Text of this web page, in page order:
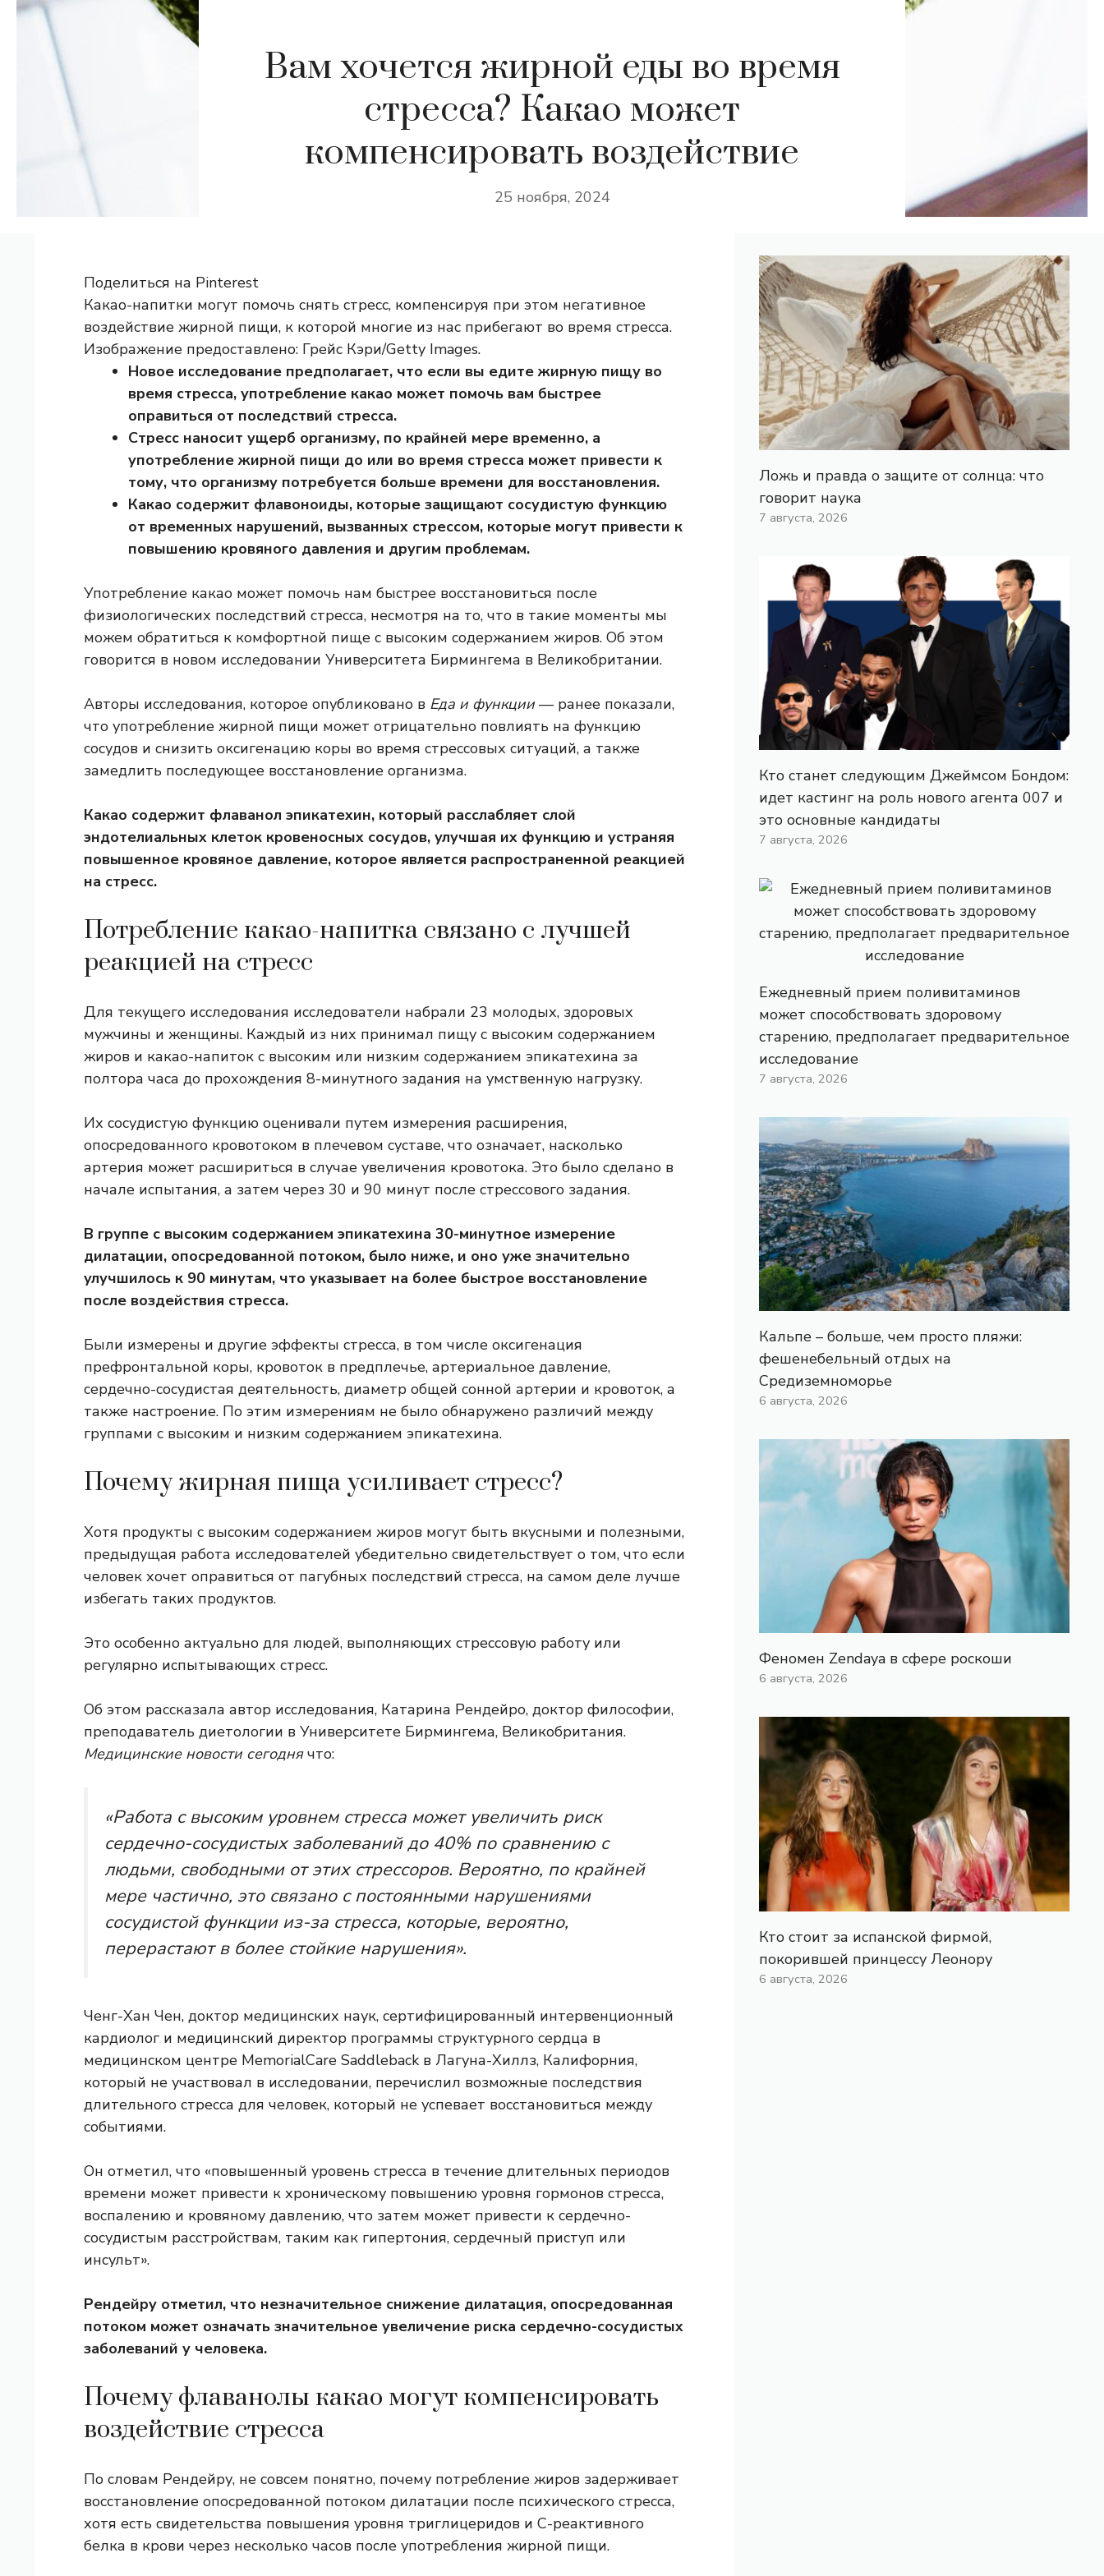
Вам хочется жирной еды во время
стресса? Какао может
компенсировать воздействие
25 ноября, 2024
Поделиться на Pinterest
Какао-напитки могут помочь снять стресс, компенсируя при этом негативное
воздействие жирной пищи, к которой многие из нас прибегают во время стресса.
Изображение предоставлено: Грейс Кэри/Getty Images.
Новое исследование предполагает, что если вы едите жирную пищу во
время стресса, употребление какао может помочь вам быстрее
оправиться от последствий стресса.
Стресс наносит ущерб организму, по крайней мере временно, а
употребление жирной пищи до или во время стресса может привести к
тому, что организму потребуется больше времени для восстановления.
Какао содержит флавоноиды, которые защищают сосудистую функцию
от временных нарушений, вызванных стрессом, которые могут привести к
повышению кровяного давления и другим проблемам.
Употребление какао может помочь нам быстрее восстановиться после
физиологических последствий стресса, несмотря на то, что в такие моменты мы
можем обратиться к комфортной пище с высоким содержанием жиров. Об этом
говорится в новом исследовании Университета Бирмингема в Великобритании.
Авторы исследования, которое опубликовано в Еда и функции— ранее показали,
что употребление жирной пищи может отрицательно повлиять на функцию
сосудов и снизить оксигенацию коры во время стрессовых ситуаций, а также
замедлить последующее восстановление организма.
Какао содержит флаванол эпикатехин, который расслабляет слой
эндотелиальных клеток кровеносных сосудов, улучшая их функцию и устраняя
повышенное кровяное давление, которое является распространенной реакцией
на стресс.
Потребление какао-напитка связано с лучшей
реакцией на стресс
Для текущего исследования исследователи набрали 23 молодых, здоровых
мужчины и женщины. Каждый из них принимал пищу с высоким содержанием
жиров и какао-напиток с высоким или низким содержанием эпикатехина за
полтора часа до прохождения 8-минутного задания на умственную нагрузку.
Их сосудистую функцию оценивали путем измерения расширения,
опосредованного кровотоком в плечевом суставе, что означает, насколько
артерия может расшириться в случае увеличения кровотока. Это было сделано в
начале испытания, а затем через 30 и 90 минут после стрессового задания.
В группе с высоким содержанием эпикатехина 30-минутное измерение
дилатации, опосредованной потоком, было ниже, и оно уже значительно
улучшилось к 90 минутам, что указывает на более быстрое восстановление
после воздействия стресса.
Были измерены и другие эффекты стресса, в том числе оксигенация
префронтальной коры, кровоток в предплечье, артериальное давление,
сердечно-сосудистая деятельность, диаметр общей сонной артерии и кровоток, а
также настроение. По этим измерениям не было обнаружено различий между
группами с высоким и низким содержанием эпикатехина.
Почему жирная пища усиливает стресс?
Хотя продукты с высоким содержанием жиров могут быть вкусными и полезными,
предыдущая работа исследователей убедительно свидетельствует о том, что если
человек хочет оправиться от пагубных последствий стресса, на самом деле лучше
избегать таких продуктов.
Это особенно актуально для людей, выполняющих стрессовую работу или
регулярно испытывающих стресс.
Об этом рассказала автор исследования, Катарина Рендейро, доктор философии,
преподаватель диетологии в Университете Бирмингема, Великобритания.
Медицинские новости сегоднячто:
«Работа с высоким уровнем стресса может увеличить риск
сердечно-сосудистых заболеваний до 40% по сравнению с
людьми, свободными от этих стрессоров. Вероятно, по крайней
мере частично, это связано с постоянными нарушениями
сосудистой функции из-за стресса, которые, вероятно,
перерастают в более стойкие нарушения».
Ченг-Хан Чен, доктор медицинских наук, сертифицированный интервенционный
кардиолог и медицинский директор программы структурного сердца в
медицинском центре MemorialCare Saddleback в Лагуна-Хиллз, Калифорния,
который не участвовал в исследовании, перечислил возможные последствия
длительного стресса для человек, который не успевает восстановиться между
событиями.
Он отметил, что «повышенный уровень стресса в течение длительных периодов
времени может привести к хроническому повышению уровня гормонов стресса,
воспалению и кровяному давлению, что затем может привести к сердечно-
сосудистым расстройствам, таким как гипертония, сердечный приступ или
инсульт».
Рендейру отметил, что незначительное снижение дилатация, опосредованная
потоком может означать значительное увеличение риска сердечно-сосудистых
заболеваний у человека.
Почему флаванолы какао могут компенсировать
воздействие стресса
По словам Рендейру, не совсем понятно, почему потребление жиров задерживает
восстановление опосредованной потоком дилатации после психического стресса,
хотя есть свидетельства повышения уровня триглицеридов и С-реактивного
белка в крови через несколько часов после употребления жирной пищи.
Ложь и правда о защите от солнца: что
говорит наука
7 августа, 2026
Кто станет следующим Джеймсом Бондом:
идет кастинг на роль нового агента 007 и
это основные кандидаты
7 августа, 2026
Ежедневный прием поливитаминов
может способствовать здоровому
старению, предполагает предварительное
исследование
7 августа, 2026
Кальпе – больше, чем просто пляжи:
фешенебельный отдых на
Средиземноморье
6 августа, 2026
Феномен Zendaya в сфере роскоши
6 августа, 2026
Кто стоит за испанской фирмой,
покорившей принцессу Леонору
6 августа, 2026